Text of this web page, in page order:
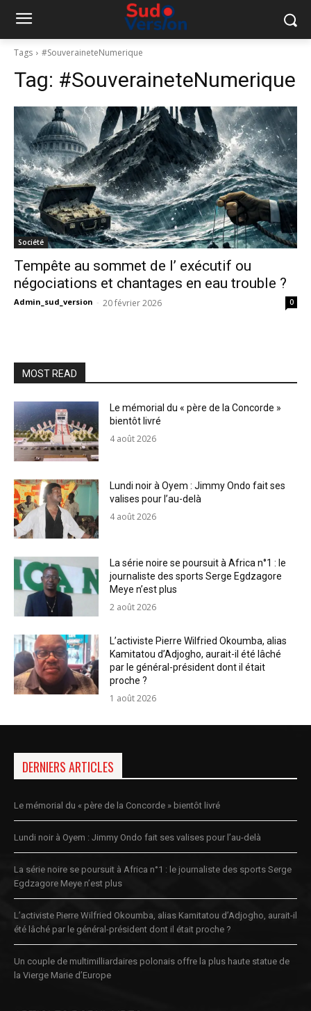
Tags #SouveraineteNumerique
Tag: #SouveraineteNumerique
Société
Tempête au sommet de l’ exécutif ou
négociations et chantages en eau trouble ?
Admin_sud_version - 20 février 2026 0
MOST READ
Le mémorial du « père de la Concorde »
bientôt livré
4 août 2026
Lundi noir à Oyem : Jimmy Ondo fait ses
valises pour l’au-delà
4 août 2026
La série noire se poursuit à Africa n°1 : le
journaliste des sports Serge Egdzagore
Meye n’est plus
2 août 2026
L’activiste Pierre Wilfried Okoumba, alias
Kamitatou d’Adjogho, aurait-il été lâché
par le général-président dont il était
proche ?
1 août 2026
DERNIERS ARTICLES
Le mémorial du « père de la Concorde » bientôt livré
Lundi noir à Oyem : Jimmy Ondo fait ses valises pour l’au-delà
La série noire se poursuit à Africa n°1 : le journaliste des sports Serge
Egdzagore Meye n’est plus
L’activiste Pierre Wilfried Okoumba, alias Kamitatou d’Adjogho, aurait-il
été lâché par le général-président dont il était proche ?
Un couple de multimilliardaires polonais offre la plus haute statue de
la Vierge Marie d’Europe